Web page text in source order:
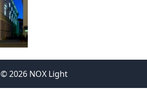
© 2026 NOX Light